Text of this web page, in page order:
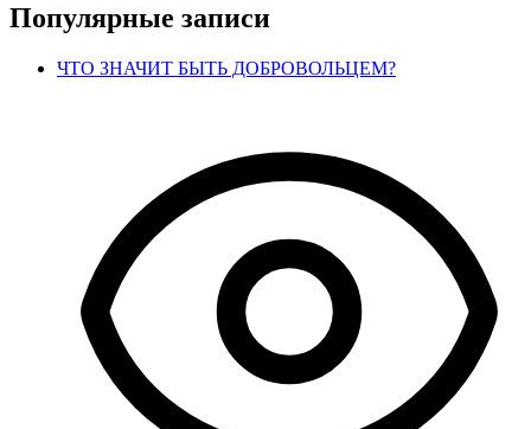
Популярные записи
ЧТО ЗНАЧИТ БЫТЬ ДОБРОВОЛЬЦЕМ?